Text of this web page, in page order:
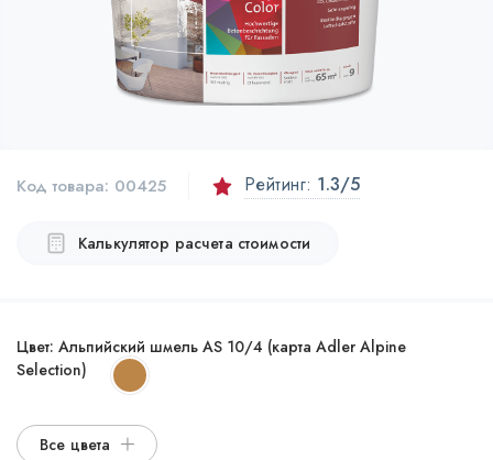
Код товара: 00425 Рейтинг: 1.3/5
Калькулятор расчета стоимости
Цвет: Альпийский шмель AS 10/4 (карта Adler Alpine
Selection)
Все цвета